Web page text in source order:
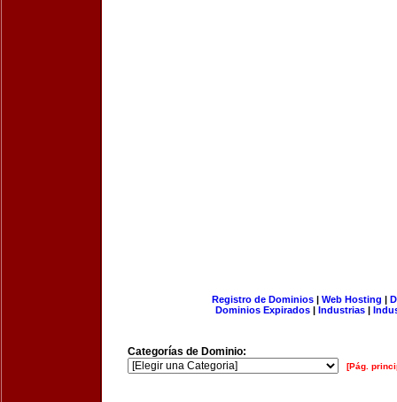
Registro de Dominios| Web Hosting |
Dominios Expirados | Industrias |
Categorías de Dominio:
[Pág.